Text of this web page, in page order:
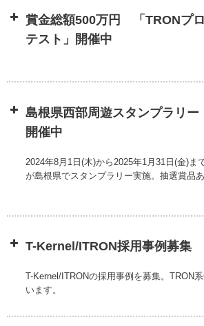
賞金総額500万円 「TRONプ
テスト」開催中
島根県西部周遊スタンプラリー
開催中
2024年8月1日(木)から2025年1月31日(金)ま
が島根県でスタンプラリー実施。抽選賞品あ
T-Kernel/ITRON採用事例募集
T-Kernel/ITRONの採用事例を募集。TRON
います。